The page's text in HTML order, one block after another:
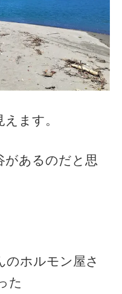
ます。
があるのだと思
のホルモン屋さ
た